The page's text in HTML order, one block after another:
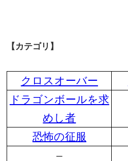
【カテゴリ】
クロスオーバー
ドラゴンボールを求
めし者
恐怖の征服
–